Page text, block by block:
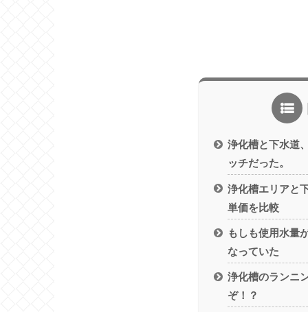
浄化槽と下水道
ッチだった。
浄化槽エリアと
単価を比較
もしも使用水量
なっていた
浄化槽のランニ
ぞ！？